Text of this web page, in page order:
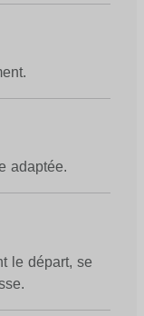
adaptée.
le départ, se